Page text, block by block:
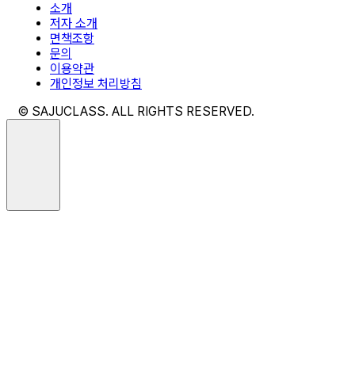
소개
저자 소개
면책조항
문의
이용약관
개인정보 처리방침
© SAJUCLASS. ALL RIGHTS RESERVED.